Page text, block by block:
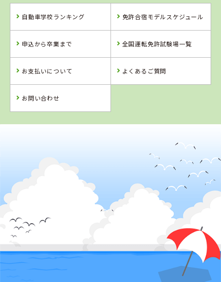
自動車学校ランキング 免許合宿モデルスケジュール
申込から卒業まで 全国運転免許試験場一覧
お支払いについて よくあるご質問
お問い合わせ